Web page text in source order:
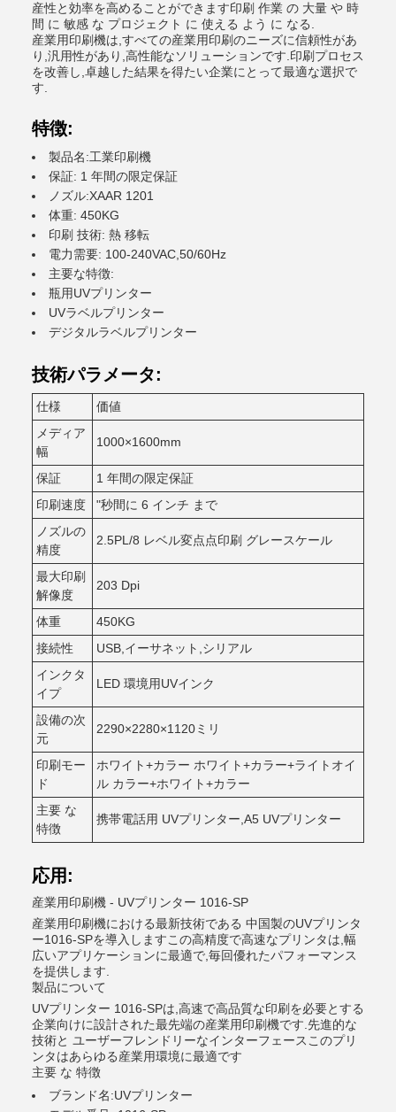
産性と効率を高めることができます印刷 作業 の 大量 や 時
間 に 敏感 な プロジェクト に 使える よう に なる.
産業用印刷機は,すべての産業用印刷のニーズに信頼性があ
り,汎用性があり,高性能なソリューションです.印刷プロセス
を改善し,卓越した結果を得たい企業にとって最適な選択で
す.
特徴:
製品名:工業印刷機
保証: 1 年間の限定保証
ノズル:XAAR 1201
体重: 450KG
印刷 技術: 熱 移転
電力需要: 100-240VAC,50/60Hz
主要な特徴:
瓶用UVプリンター
UVラベルプリンター
デジタルラベルプリンター
技術パラメータ:
仕様
価値
メディア
幅
1000×1600mm
保証
1 年間の限定保証
印刷速度
"秒間に 6 インチ まで
ノズルの
精度
2.5PL/8 レベル変点点印刷 グレースケール
最大印刷
解像度
203 Dpi
体重
450KG
接続性
USB,イーサネット,シリアル
インクタ
イプ
LED 環境用UVインク
設備の次
元
2290×2280×1120ミリ
印刷モー
ド
ホワイト+カラー ホワイト+カラー+ライトオイ
ル カラー+ホワイト+カラー
主要 な
特徴
携帯電話用 UVプリンター,A5 UVプリンター
応用:
産業用印刷機 - UVプリンター 1016-SP
産業用印刷機における最新技術である 中国製のUVプリンタ
ー1016-SPを導入しますこの高精度で高速なプリンタは,幅
広いアプリケーションに最適で,毎回優れたパフォーマンス
を提供します.
製品について
UVプリンター 1016-SPは,高速で高品質な印刷を必要とする
企業向けに設計された最先端の産業用印刷機です.先進的な
技術と ユーザーフレンドリーなインターフェースこのプリ
ンタはあらゆる産業用環境に最適です
主要 な 特徴
ブランド名:UVプリンター